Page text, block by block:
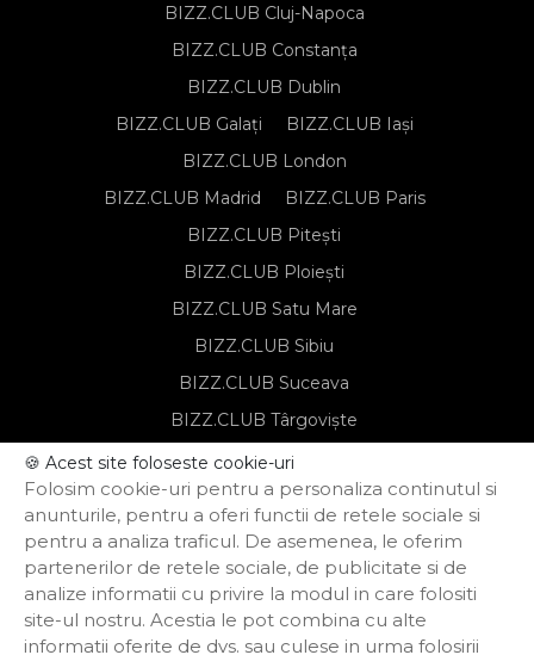
BIZZ.CLUB Cluj-Napoca
BIZZ.CLUB Constanța
BIZZ.CLUB Dublin
BIZZ.CLUB Galați
BIZZ.CLUB Iași
BIZZ.CLUB London
BIZZ.CLUB Madrid
BIZZ.CLUB Paris
BIZZ.CLUB Pitești
BIZZ.CLUB Ploiești
BIZZ.CLUB Satu Mare
BIZZ.CLUB Sibiu
BIZZ.CLUB Suceava
BIZZ.CLUB Târgoviște
BIZZ.CLUB Târgu Mureș
BIZZ.CLUB Timișoara
Notă de informare privind prelucrarea
datelor personale
Regulament de organizare și
participare
🍪 Acest site foloseste cookie-uri
Folosim cookie-uri pentru a personaliza continutul si
anunturile, pentru a oferi functii de retele sociale si
pentru a analiza traficul. De asemenea, le oferim
partenerilor de retele sociale, de publicitate si de
analize informatii cu privire la modul in care folositi
site-ul nostru. Acestia le pot combina cu alte
informatii oferite de dvs. sau culese in urma folosirii